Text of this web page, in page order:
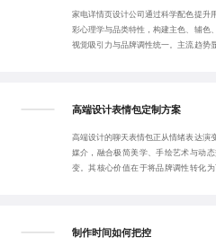
家电详情页设计公司通过科学配色提升
彩心理学与品类特性，构建主色、辅色
视觉吸引力与品牌调性统一。主流趋势
高端设计表情包定制方案
高端设计的聊天表情包正从情绪表达演
媒介，融合极简美学、手绘艺术与动
变。其核心价值在于将品牌调性转化
制作时间如何把控